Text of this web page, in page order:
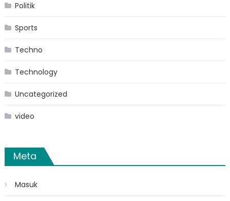
Politik
Sports
Techno
Technology
Uncategorized
video
Meta
Masuk